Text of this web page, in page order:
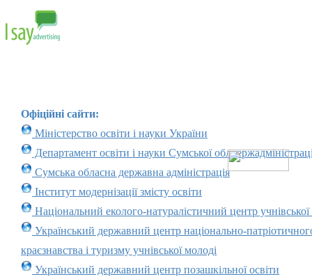
Офіційні сайти:
Міністерство освіти і науки України
Департамент освіти і науки Сумської
Сумська обласна державна адміністрація
Інститут модернізації змісту освіти
Національний еколого-натуралістичний центр учнівської
Український державний центр національно-
краєзнавства і туризму учнівської молоді
Український державний центр позашкільної освіти